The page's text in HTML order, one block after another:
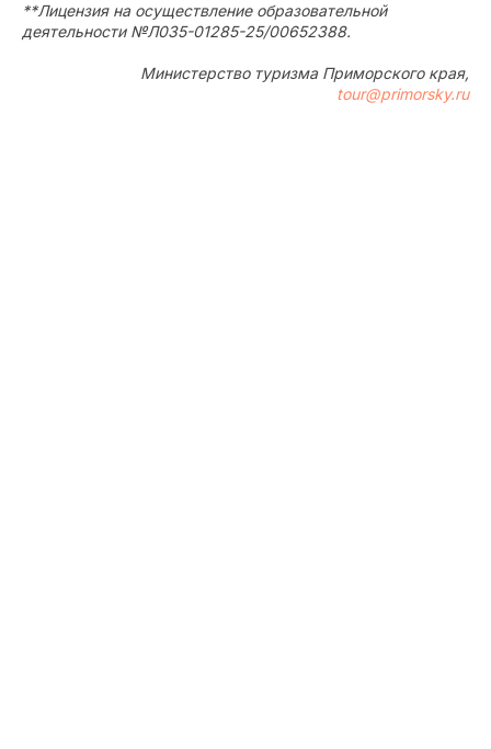
**Лицензия на осуществление образовательной
деятельности №Л035-01285-25/00652388.
Министерство туризма Приморского края,
tour@primorsky.ru